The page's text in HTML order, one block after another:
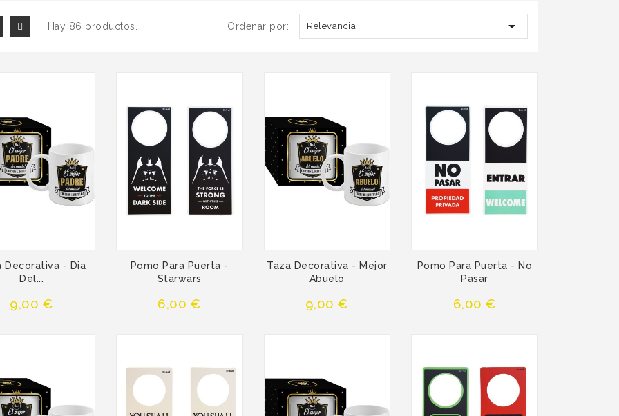
Hay 86 productos. Ordenar por: Relevancia 
Decorativa - Dia
Del...
Precio
9,00 €
Pomo Para Puerta -
Starwars
Precio
6,00 €
Taza Decorativa - Mejor
Abuelo
Precio
9,00 €
Pomo Para Puerta - No
Pasar
Precio
6,00 €